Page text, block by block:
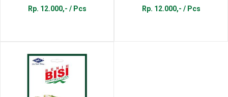
Rp. 12.000,- / Pcs Rp. 12.000,- / Pcs